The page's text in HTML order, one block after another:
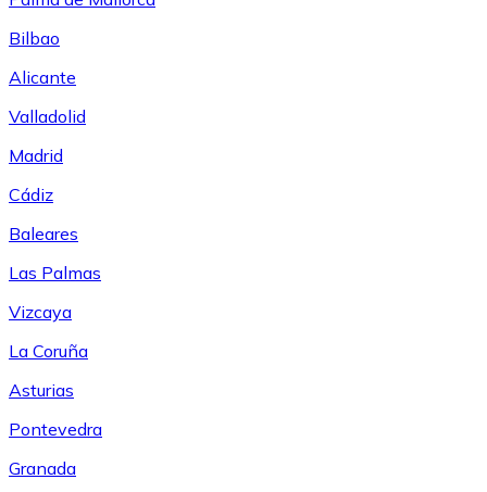
Bilbao
Alicante
Valladolid
Madrid
Cádiz
Baleares
Las Palmas
Vizcaya
La Coruña
Asturias
Pontevedra
Granada